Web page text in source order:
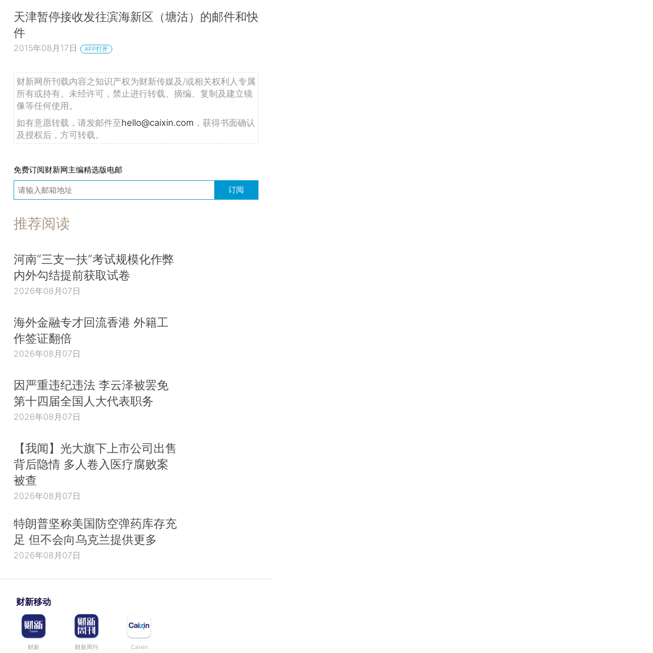
天津暂停接收发往滨海新区（塘沽）的邮件和快
件
2015年08月17日 APP打开
财新网所刊载内容之知识产权为财新传媒及/或相关权利人专属
所有或持有。未经许可，禁止进行转载、摘编、复制及建立镜
像等任何使用。
如有意愿转载，请发邮件至hello@caixin.com ，获得书面确认
及授权后，方可转载。
免费订阅财新网主编精选版电邮
订阅
推荐阅读
河南“三支一扶”考试规模化作弊
内外勾结提前获取试卷
2026年08月07日
海外金融专才回流香港 外籍工
作签证翻倍
2026年08月07日
因严重违纪违法 李云泽被罢免
第十四届全国人大代表职务
2026年08月07日
【我闻】光大旗下上市公司出售
背后隐情 多人卷入医疗腐败案
被查
2026年08月07日
特朗普坚称美国防空弹药库存充
足 但不会向乌克兰提供更多
2026年08月07日
财新移动
财新 财新周刊 Caixin